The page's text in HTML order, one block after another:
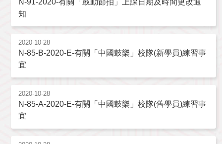
知
2020-10-28
N-85-B-2020-E-有關「中國鼓樂」校隊(新學員)練習事
宜
2020-10-28
N-85-A-2020-E-有關「中國鼓樂」校隊(舊學員)練習事
宜